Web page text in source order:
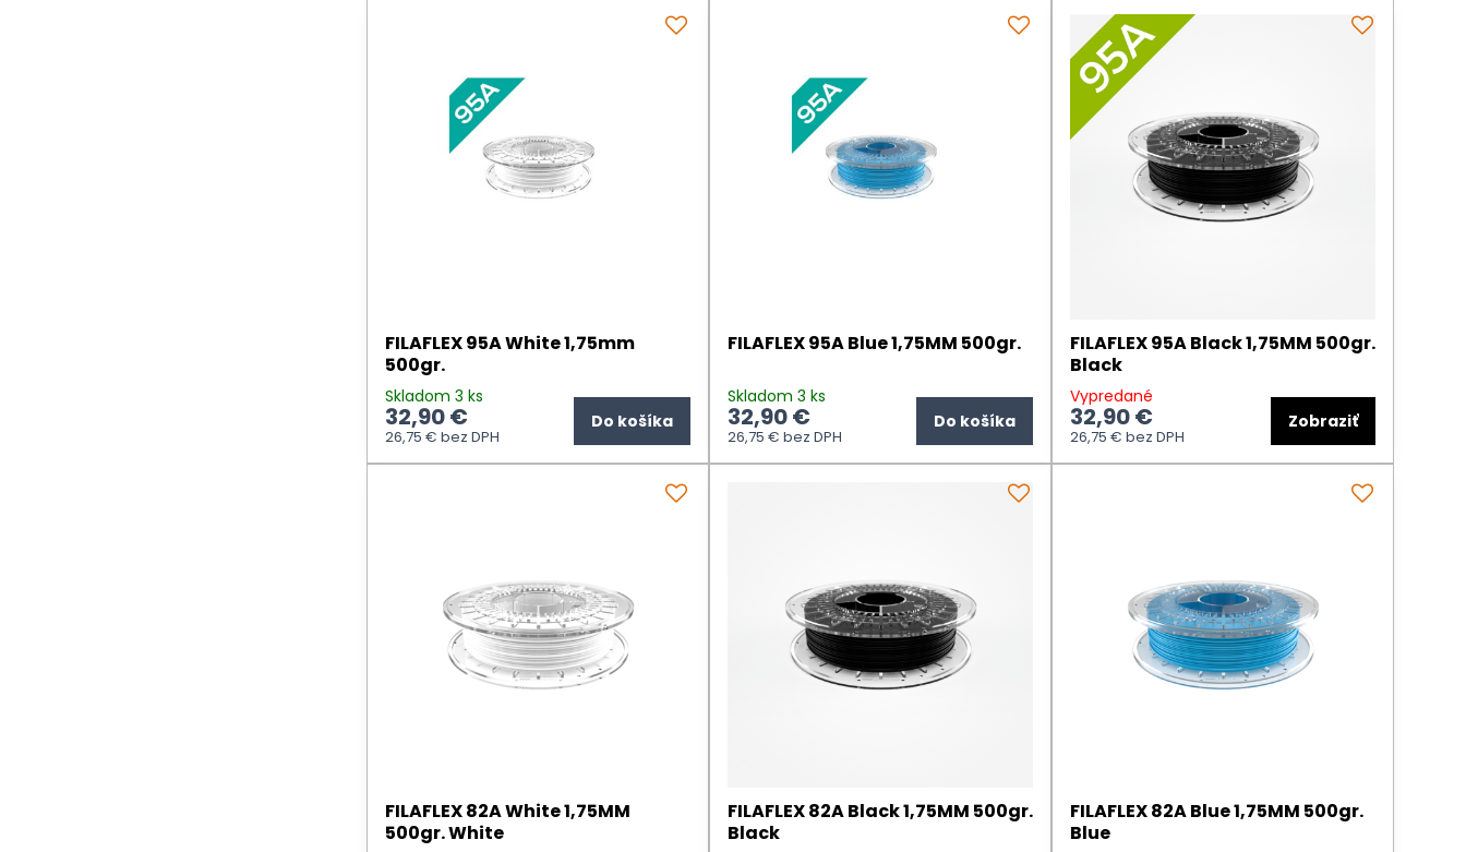
FILAFLEX 95A White 1,75mm
500gr.
Skladom 3 ks
32,90 €
26,75 €bez DPH
Do košíka
FILAFLEX 95A Blue 1,75MM 500gr.
Skladom 3 ks
32,90 €
26,75 €bez DPH
Do košíka
FILAFLEX 95A Black 1,75MM 500gr.
Black
Vypredané
32,90 €
26,75 €bez DPH
Zobraziť
FILAFLEX 82A White 1,75MM
500gr. White
FILAFLEX 82A Black 1,75MM 500gr.
Black
FILAFLEX 82A Blue 1,75MM 500gr.
Blue